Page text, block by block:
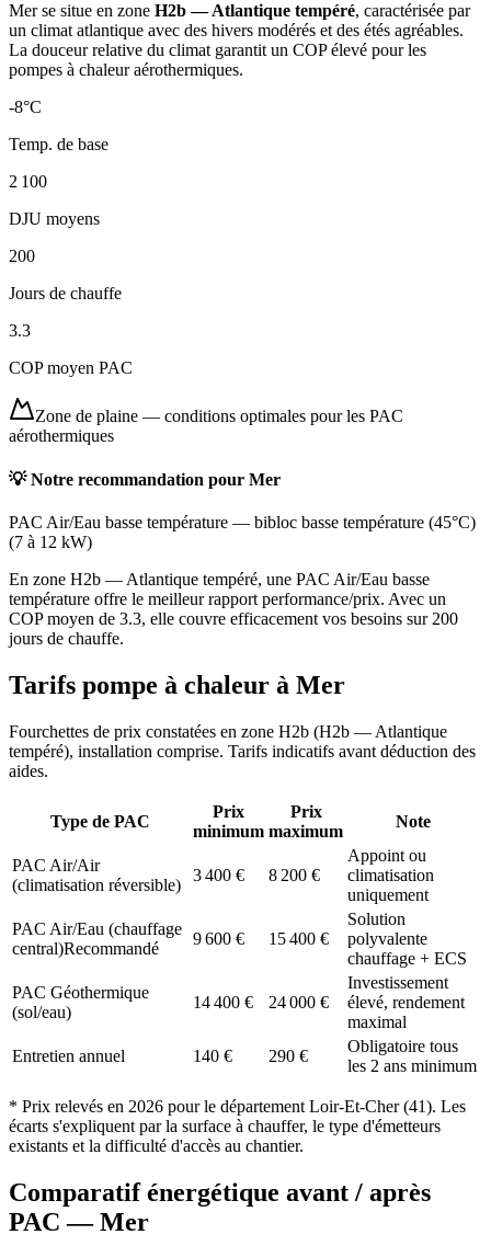
Merse situe en zone H2b — Atlantique tempéré, caractérisée par
un climat atlantique avec des hivers modérés et des étés agréables.
La douceur relative du climat garantit un COP élevé pour les
pompes à chaleur aérothermiques.
-8°C
Temp. de base
2 100
DJU moyens
200
Jours de chauffe
3.3
COP moyen PAC
Zone de plaine — conditions optimales pour les PAC
aérothermiques
💡 Notre recommandation pour Mer
PAC Air/Eau basse température — bibloc basse température (45°C)
(7 à 12 kW)
En zone H2b — Atlantique tempéré, une PAC Air/Eau basse
température offre le meilleur rapport performance/prix. Avec un
COP moyen de 3.3, elle couvre efficacement vos besoins sur 200
jours de chauffe.
Tarifs pompe à chaleur à Mer
Fourchettes de prix constatées en zone H2b (H2b — Atlantique
tempéré), installation comprise. Tarifs indicatifs avant déduction des
aides.
Type de PAC
Prix
minimum
Prix
maximum
Note
PAC Air/Air
(climatisation réversible)
3 400 € 8 200 €
Appoint ou
climatisation
uniquement
PAC Air/Eau (chauffage
central)Recommandé
9 600 € 15 400 €
Solution
polyvalente
chauffage + ECS
PAC Géothermique
(sol/eau)
14 400 € 24 000 €
Investissement
élevé, rendement
maximal
Entretien annuel
140 € 290 €
Obligatoire tous
les 2 ans minimum
* Prix relevés en 2026 pour le département Loir-Et-Cher(41). Les
écarts s'expliquent par la surface à chauffer, le type d'émetteurs
existants et la difficulté d'accès au chantier.
Comparatif énergétique avant / après
PAC —Mer